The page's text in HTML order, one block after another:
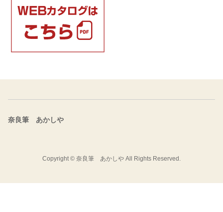
奈良筆 あかしや
Copyright © 奈良筆 あかしや All Rights Reserved.